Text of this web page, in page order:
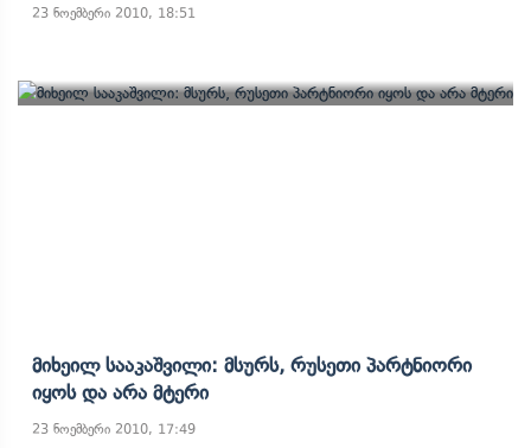
23 ნოემბერი 2010, 18:51
Მიხეილ Სააკაშვილი: Მსურს, Რუსეთი Პარტნიორი
Იყოს Და Არა Მტერი
23 ნოემბერი 2010, 17:49